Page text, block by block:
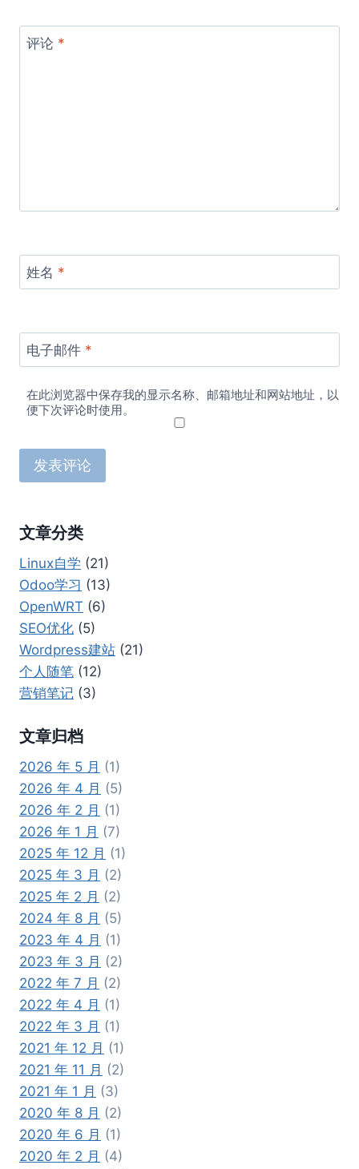
评论 *
姓名 *
电子邮件 *
在此浏览器中保存我的显示名称、邮箱地址和网站地址，以
便下次评论时使用。
文章分类
Linux自学 (21)
Odoo学习 (13)
OpenWRT (6)
SEO优化 (5)
Wordpress建站 (21)
个人随笔 (12)
营销笔记 (3)
文章归档
2026 年 5 月 (1)
2026 年 4 月 (5)
2026 年 2 月 (1)
2026 年 1 月 (7)
2025 年 12 月 (1)
2025 年 3 月 (2)
2025 年 2 月 (2)
2024 年 8 月 (5)
2023 年 4 月 (1)
2023 年 3 月 (2)
2022 年 7 月 (2)
2022 年 4 月 (1)
2022 年 3 月 (1)
2021 年 12 月 (1)
2021 年 11 月 (2)
2021 年 1 月 (3)
2020 年 8 月 (2)
2020 年 6 月 (1)
2020 年 2 月 (4)